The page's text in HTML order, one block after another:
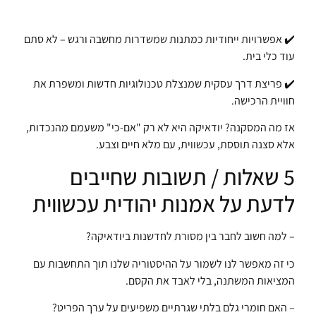
✔️ אפשרויות ייחודיות כמתנות שמשדרות מחשבה ורגש – לא סתם
עוד כלי בית.
✔️ פריצת דרך עסקית שמנצלת טכנולוגיות חדשות ומשפרת את
חוויית הרכישה.
אז מה המסקנה? יודאיקה היא לא רק "אם-כי" משעמם מהנכדות,
אלא סצנה תוססת, עכשווית, עם מלא חיים וצבע.
5 שאלות / תשובות שחייבים
לדעת על אמנות יהודית עכשווית
– למה חשוב לחבר בין מסורת לחדשנות ביודאיקה?
כי זה מאפשר לנו לשמור על ההיסטוריה שלנו תוך התחשבות עם
המציאות המשתנה, בלי לאבד את הקסם.
– האם חומרי גלם בלתי שגרתיים משפיעים על ערך הפריט?